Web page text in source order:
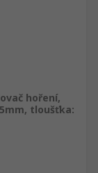
hoření,
tloušťka: